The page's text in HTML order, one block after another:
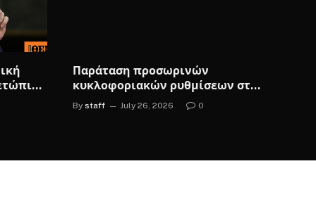
Παράταση προσωρινών
κυκλοφοριακών ρυθμίσεων στη
γέφυρα Λουδία της επαρχιακής
By staff July 26, 2026 0